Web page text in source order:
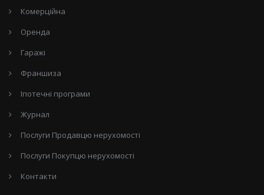
Комерційна
Оренда
Гаражі
Франшиза
Іпотечні програми
Журнал
Послуги Продавцю нерухомості
Послуги Покупцю нерухомості
Контакти